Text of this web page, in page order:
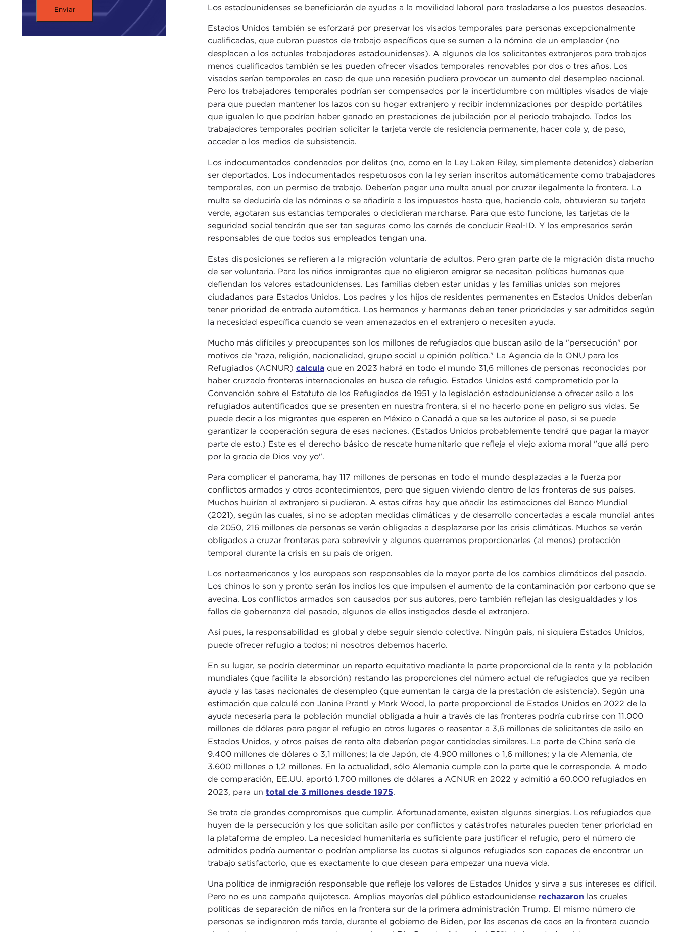
Los estadounidenses se beneficiarán de ayudas a la movilidad laboral para trasladarse a los puestos deseados.
Estados Unidos también se esforzará por preservar los visados temporales para personas excepcionalmente
cualificadas, que cubran puestos de trabajo específicos que se sumen a la nómina de un empleador (no
desplacen a los actuales trabajadores estadounidenses). A algunos de los solicitantes extranjeros para trabajos
menos cualificados también se les pueden ofrecer visados temporales renovables por dos o tres años. Los
visados serían temporales en caso de que una recesión pudiera provocar un aumento del desempleo nacional.
Pero los trabajadores temporales podrían ser compensados por la incertidumbre con múltiples visados de viaje
para que puedan mantener los lazos con su hogar extranjero y recibir indemnizaciones por despido portátiles
que igualen lo que podrían haber ganado en prestaciones de jubilación por el periodo trabajado. Todos los
trabajadores temporales podrían solicitar la tarjeta verde de residencia permanente, hacer cola y, de paso,
acceder a los medios de subsistencia.
Los indocumentados condenados por delitos (no, como en la Ley Laken Riley, simplemente detenidos) deberían
ser deportados. Los indocumentados respetuosos con la ley serían inscritos automáticamente como trabajadores
temporales, con un permiso de trabajo. Deberían pagar una multa anual por cruzar ilegalmente la frontera. La
multa se deduciría de las nóminas o se añadiría a los impuestos hasta que, haciendo cola, obtuvieran su tarjeta
verde, agotaran sus estancias temporales o decidieran marcharse. Para que esto funcione, las tarjetas de la
seguridad social tendrán que ser tan seguras como los carnés de conducir Real-ID. Y los empresarios serán
responsables de que todos sus empleados tengan una.
Estas disposiciones se refieren a la migración voluntaria de adultos. Pero gran parte de la migración dista mucho
de ser voluntaria. Para los niños inmigrantes que no eligieron emigrar se necesitan políticas humanas que
defiendan los valores estadounidenses. Las familias deben estar unidas y las familias unidas son mejores
ciudadanos para Estados Unidos. Los padres y los hijos de residentes permanentes en Estados Unidos deberían
tener prioridad de entrada automática. Los hermanos y hermanas deben tener prioridades y ser admitidos según
la necesidad específica cuando se vean amenazados en el extranjero o necesiten ayuda.
Mucho más difíciles y preocupantes son los millones de refugiados que buscan asilo de la "persecución" por
motivos de "raza, religión, nacionalidad, grupo social u opinión política." La Agencia de la ONU para los
Refugiados (ACNUR) calculaque en 2023 habrá en todo el mundo 31,6 millones de personas reconocidas por
haber cruzado fronteras internacionales en busca de refugio. Estados Unidos está comprometido por la
Convención sobre el Estatuto de los Refugiados de 1951 y la legislación estadounidense a ofrecer asilo a los
refugiados autentificados que se presenten en nuestra frontera, si el no hacerlo pone en peligro sus vidas. Se
puede decir a los migrantes que esperen en México o Canadá a que se les autorice el paso, si se puede
garantizar la cooperación segura de esas naciones. (Estados Unidos probablemente tendrá que pagar la mayor
parte de esto.) Este es el derecho básico de rescate humanitario que refleja el viejo axioma moral "que allá pero
por la gracia de Dios voy yo".
Para complicar el panorama, hay 117 millones de personas en todo el mundo desplazadas a la fuerza por
conflictos armados y otros acontecimientos, pero que siguen viviendo dentro de las fronteras de sus países.
Muchos huirían al extranjero si pudieran. A estas cifras hay que añadir las estimaciones del Banco Mundial
(2021), según las cuales, si no se adoptan medidas climáticas y de desarrollo concertadas a escala mundial antes
de 2050, 216 millones de personas se verán obligadas a desplazarse por las crisis climáticas. Muchos se verán
obligados a cruzar fronteras para sobrevivir y algunos querremos proporcionarles (al menos) protección
temporal durante la crisis en su país de origen.
Los norteamericanos y los europeos son responsables de la mayor parte de los cambios climáticos del pasado.
Los chinos lo son y pronto serán los indios los que impulsen el aumento de la contaminación por carbono que se
avecina. Los conflictos armados son causados por sus autores, pero también reflejan las desigualdades y los
fallos de gobernanza del pasado, algunos de ellos instigados desde el extranjero.
Así pues, la responsabilidad es global y debe seguir siendo colectiva. Ningún país, ni siquiera Estados Unidos,
puede ofrecer refugio a todos; ni nosotros debemos hacerlo.
En su lugar, se podría determinar un reparto equitativo mediante la parte proporcional de la renta y la población
mundiales (que facilita la absorción) restando las proporciones del número actual de refugiados que ya reciben
ayuda y las tasas nacionales de desempleo (que aumentan la carga de la prestación de asistencia). Según una
estimación que calculé con Janine Prantl y Mark Wood, la parte proporcional de Estados Unidos en 2022 de la
ayuda necesaria para la población mundial obligada a huir a través de las fronteras podría cubrirse con 11.000
millones de dólares para pagar el refugio en otros lugares o reasentar a 3,6 millones de solicitantes de asilo en
Estados Unidos, y otros países de renta alta deberían pagar cantidades similares. La parte de China sería de
9.400 millones de dólares o 3,1 millones; la de Japón, de 4.900 millones o 1,6 millones; y la de Alemania, de
3.600 millones o 1,2 millones. En la actualidad, sólo Alemania cumple con la parte que le corresponde. A modo
de comparación, EE.UU. aportó 1.700 millones de dólares a ACNUR en 2022 y admitió a 60.000 refugiados en
2023, para un total de 3 millones desde 1975.
Se trata de grandes compromisos que cumplir. Afortunadamente, existen algunas sinergias. Los refugiados que
huyen de la persecución y los que solicitan asilo por conflictos y catástrofes naturales pueden tener prioridad en
la plataforma de empleo. La necesidad humanitaria es suficiente para justificar el refugio, pero el número de
admitidos podría aumentar o podrían ampliarse las cuotas si algunos refugiados son capaces de encontrar un
trabajo satisfactorio, que es exactamente lo que desean para empezar una nueva vida.
Una política de inmigración responsable que refleje los valores de Estados Unidos y sirva a sus intereses es difícil.
Pero no es una campaña quijotesca. Amplias mayorías del público estadounidense rechazaron las crueles
políticas de separación de niños en la frontera sur de la primera administración Trump. El mismo número de
personas se indignaron más tarde, durante el gobierno de Biden, por las escenas de caos en la frontera cuando